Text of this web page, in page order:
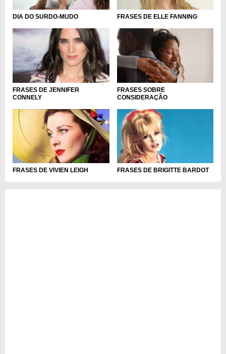
DIA DO SURDO-MUDO FRASES DE ELLE FANNING
FRASES DE JENNIFER
CONNELY
FRASES SOBRE
CONSIDERAÇÃO
FRASES DE VIVIEN LEIGH FRASES DE BRIGITTE BARDOT